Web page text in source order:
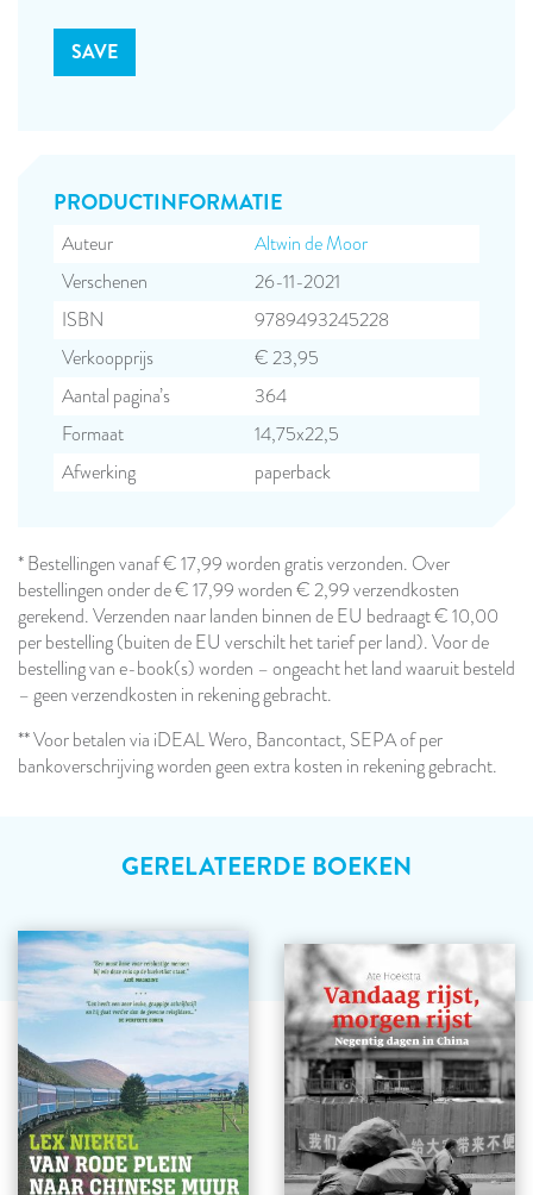
PRODUCT­INFORMATIE
Auteur
Altwin de Moor
Verschenen
26-11-2021
ISBN
9789493245228
Verkoopprijs
€ 23,95
Aantal pagina’s
364
Formaat
14,75x22,5
Afwerking
paperback
* Bestellingen vanaf € 17,99 worden gratis verzonden. Over
bestellingen onder de € 17,99 worden € 2,99 verzendkosten
gerekend. Verzenden naar landen binnen de EU bedraagt € 10,00
per bestelling (buiten de EU verschilt het tarief per land). Voor de
bestelling van e-book(s) worden – ongeacht het land waaruit besteld
– geen verzendkosten in rekening gebracht.
** Voor betalen via iDEAL Wero, Bancontact, SEPA of per
bankoverschrijving worden geen extra kosten in rekening gebracht.
GERELATEERDE BOEKEN